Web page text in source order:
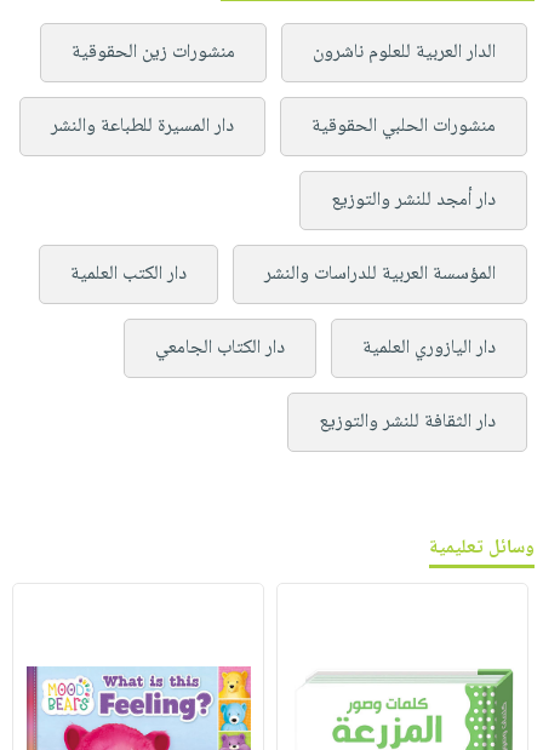
الدار العربية للعلوم ناشرون منشورات زين الحقوقية
منشورات الحلبي الحقوقية دار المسيرة للطباعة والنشر
دار أمجد للنشر والتوزيع
المؤسسة العربية للدراسات والنشر دار الكتب العلمية
دار اليازوري العلمية دار الكتاب الجامعي
دار الثقافة للنشر والتوزيع
وسائل تعليمية